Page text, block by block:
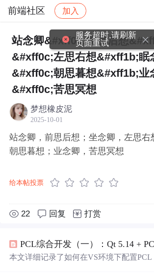
前端社区 加入
社区 前端社区 感慨 帖子详情
站念卿&#xff0c;前思后想
&#xff0c;左思右想&#xff1b;眠
&#xff0c;朝思暮想&#xff1b;业
&#xff0c;苦思冥想
梦想橡皮泥
2025-10-01
站念卿，前思后想；坐念卿，左思右
朝思暮想；业念卿，苦思冥想
给本帖投票
22 回复 打赏
本文详细记录了如何在VS环境下配置PCL
服务超时,请刷新
页面重试